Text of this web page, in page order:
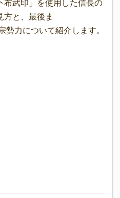
布武印」を使用した信長の
方と、最後ま
力について紹介します。